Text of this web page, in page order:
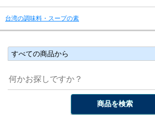
台湾の調味料・スープの素